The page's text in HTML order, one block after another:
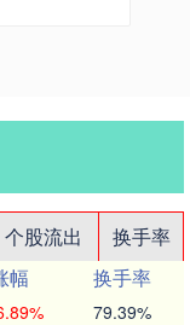
个股流出
换手率
幅
换手率
79.39%